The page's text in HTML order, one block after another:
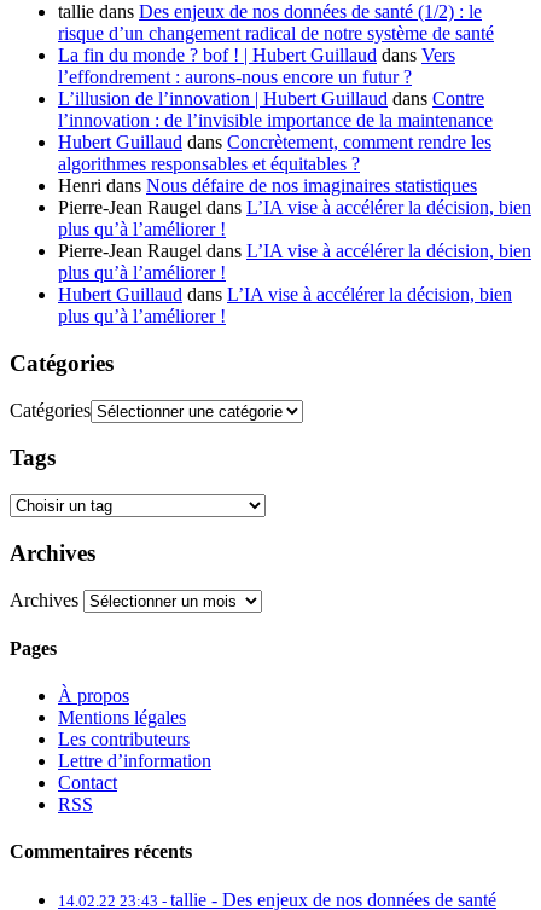
tallie dans Des enjeux de nos données de santé (1/2) : le
risque d’un changement radical de notre système de santé
La fin du monde ? bof ! | Hubert Guillaud dans Vers
l’effondrement : aurons-nous encore un futur ?
L’illusion de l’innovation | Hubert Guillaud dans Contre
l’innovation : de l’invisible importance de la maintenance
Hubert Guillaud dans Concrètement, comment rendre les
algorithmes responsables et équitables ?
Henri dans Nous défaire de nos imaginaires statistiques
Pierre-Jean Raugel dans L’IA vise à accélérer la décision, bien
plus qu’à l’améliorer !
Pierre-Jean Raugel dans L’IA vise à accélérer la décision, bien
plus qu’à l’améliorer !
Hubert Guillaud dans L’IA vise à accélérer la décision, bien
plus qu’à l’améliorer !
Catégories
Catégories
Tags
Archives
Archives
Pages
À propos
Mentions légales
Les contributeurs
Lettre d’information
Contact
RSS
Commentaires récents
14.02.22 23:43 - tallie - Des enjeux de nos données de santé